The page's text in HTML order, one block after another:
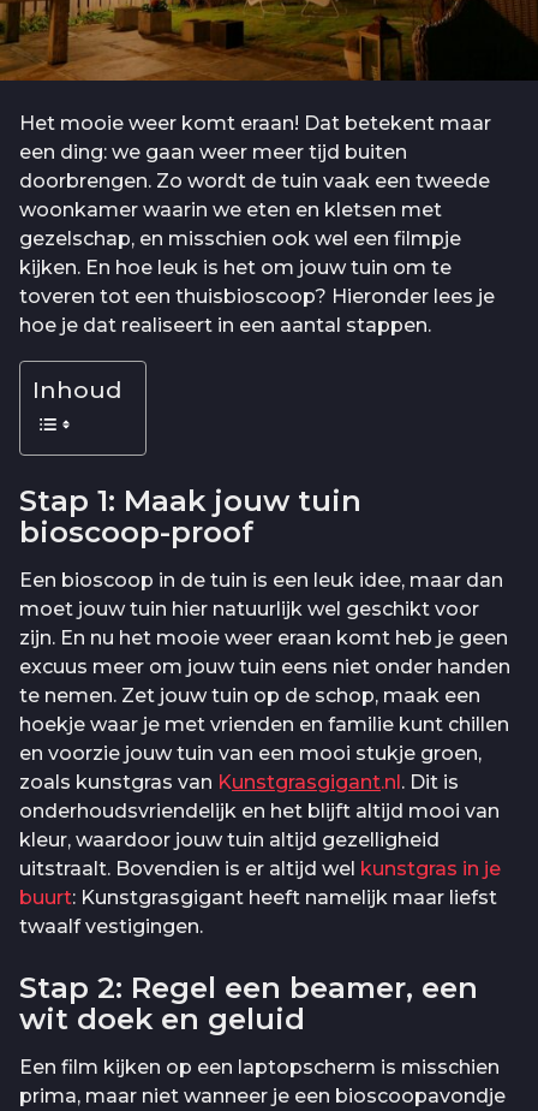
Het mooie weer komt eraan! Dat betekent maar
een ding: we gaan weer meer tijd buiten
doorbrengen. Zo wordt de tuin vaak een tweede
woonkamer waarin we eten en kletsen met
gezelschap, en misschien ook wel een filmpje
kijken. En hoe leuk is het om jouw tuin om te
toveren tot een thuisbioscoop? Hieronder lees je
hoe je dat realiseert in een aantal stappen.
Inhoud
Stap 1: Maak jouw tuin
bioscoop-proof
Een bioscoop in de tuin is een leuk idee, maar dan
moet jouw tuin hier natuurlijk wel geschikt voor
zijn. En nu het mooie weer eraan komt heb je geen
excuus meer om jouw tuin eens niet onder handen
te nemen. Zet jouw tuin op de schop, maak een
hoekje waar je met vrienden en familie kunt chillen
en voorzie jouw tuin van een mooi stukje groen,
zoals kunstgras van Kunstgrasgigant.nl . Dit is
onderhoudsvriendelijk en het blijft altijd mooi van
kleur, waardoor jouw tuin altijd gezelligheid
uitstraalt. Bovendien is er altijd wel kunstgras in je
buurt: Kunstgrasgigant heeft namelijk maar liefst
twaalf vestigingen.
Stap 2: Regel een beamer, een
wit doek en geluid
Een film kijken op een laptopscherm is misschien
prima, maar niet wanneer je een bioscoopavondje